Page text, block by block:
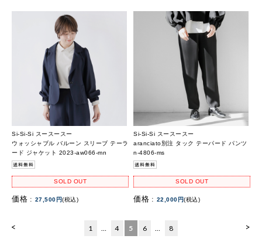
Si-Si-Si スースースー
ウォッシャブル バルーン スリーブ テーラ
ード ジャケット 2023-aw066-mn
SOLD OUT
価格 : 27,500円(税込)
Si-Si-Si スースースー
aranciato別注 タック テーパード パンツ
n-4806-ms
SOLD OUT
価格 : 22,000円(税込)
< >
1 … 4 5 6 … 8